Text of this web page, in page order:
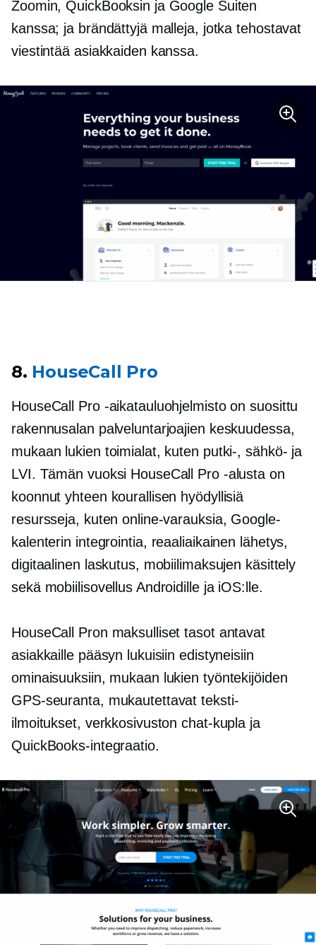
Zoomin, QuickBooksin ja Google Suiten
kanssa; ja brändättyjä malleja, jotka tehostavat
viestintää asiakkaiden kanssa.
8. HouseCall Pro
HouseCall Pro -aikatauluohjelmisto on suosittu
rakennusalan palveluntarjoajien keskuudessa,
mukaan lukien toimialat, kuten putki-, sähkö- ja
LVI. Tämän vuoksi HouseCall Pro -alusta on
koonnut yhteen kourallisen hyödyllisiä
resursseja, kuten online-varauksia, Google-
kalenterin integrointia, reaaliaikainen lähetys,
digitaalinen laskutus, mobiilimaksujen käsittely
sekä mobiilisovellus Androidille ja iOS:lle.
HouseCall Pron maksulliset tasot antavat
asiakkaille pääsyn lukuisiin edistyneisiin
ominaisuuksiin, mukaan lukien työntekijöiden
GPS-seuranta, mukautettavat teksti-
ilmoitukset, verkkosivuston chat-kupla ja
QuickBooks-integraatio.